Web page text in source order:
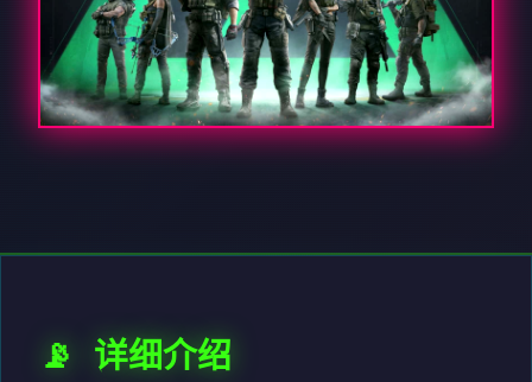
📡 详细介绍